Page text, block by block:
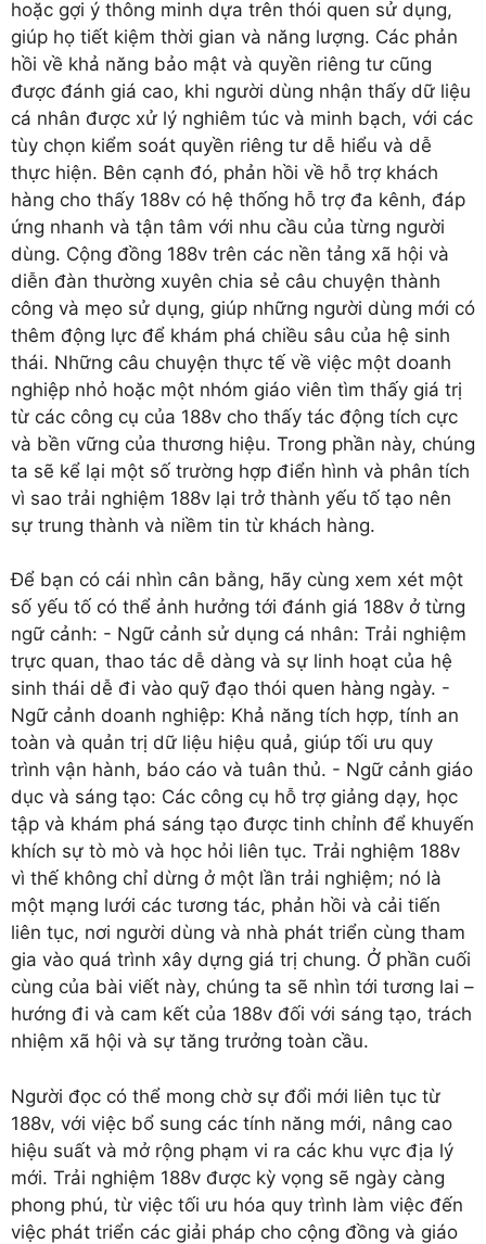
hoặc gợi ý thông minh dựa trên thói quen sử dụng,
giúp họ tiết kiệm thời gian và năng lượng. Các phản
hồi về khả năng bảo mật và quyền riêng tư cũng
được đánh giá cao, khi người dùng nhận thấy dữ liệu
cá nhân được xử lý nghiêm túc và minh bạch, với các
tùy chọn kiểm soát quyền riêng tư dễ hiểu và dễ
thực hiện. Bên cạnh đó, phản hồi về hỗ trợ khách
hàng cho thấy 188v có hệ thống hỗ trợ đa kênh, đáp
ứng nhanh và tận tâm với nhu cầu của từng người
dùng. Cộng đồng 188v trên các nền tảng xã hội và
diễn đàn thường xuyên chia sẻ câu chuyện thành
công và mẹo sử dụng, giúp những người dùng mới có
thêm động lực để khám phá chiều sâu của hệ sinh
thái. Những câu chuyện thực tế về việc một doanh
nghiệp nhỏ hoặc một nhóm giáo viên tìm thấy giá trị
từ các công cụ của 188v cho thấy tác động tích cực
và bền vững của thương hiệu. Trong phần này, chúng
ta sẽ kể lại một số trường hợp điển hình và phân tích
vì sao trải nghiệm 188v lại trở thành yếu tố tạo nên
sự trung thành và niềm tin từ khách hàng.
Để bạn có cái nhìn cân bằng, hãy cùng xem xét một
số yếu tố có thể ảnh hưởng tới đánh giá 188v ở từng
ngữ cảnh: - Ngữ cảnh sử dụng cá nhân: Trải nghiệm
trực quan, thao tác dễ dàng và sự linh hoạt của hệ
sinh thái dễ đi vào quỹ đạo thói quen hàng ngày. -
Ngữ cảnh doanh nghiệp: Khả năng tích hợp, tính an
toàn và quản trị dữ liệu hiệu quả, giúp tối ưu quy
trình vận hành, báo cáo và tuân thủ. - Ngữ cảnh giáo
dục và sáng tạo: Các công cụ hỗ trợ giảng dạy, học
tập và khám phá sáng tạo được tinh chỉnh để khuyến
khích sự tò mò và học hỏi liên tục. Trải nghiệm 188v
vì thế không chỉ dừng ở một lần trải nghiệm; nó là
một mạng lưới các tương tác, phản hồi và cải tiến
liên tục, nơi người dùng và nhà phát triển cùng tham
gia vào quá trình xây dựng giá trị chung. Ở phần cuối
cùng của bài viết này, chúng ta sẽ nhìn tới tương lai –
hướng đi và cam kết của 188v đối với sáng tạo, trách
nhiệm xã hội và sự tăng trưởng toàn cầu.
Người đọc có thể mong chờ sự đổi mới liên tục từ
188v, với việc bổ sung các tính năng mới, nâng cao
hiệu suất và mở rộng phạm vi ra các khu vực địa lý
mới. Trải nghiệm 188v được kỳ vọng sẽ ngày càng
phong phú, từ việc tối ưu hóa quy trình làm việc đến
việc phát triển các giải pháp cho cộng đồng và giáo